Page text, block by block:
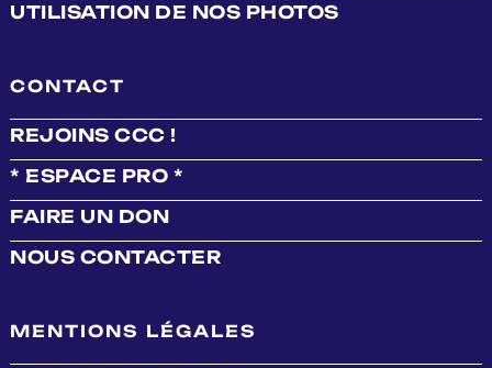
UTILISATION DE NOS PHOTOS
CONTACT
REJOINS CCC !
* ESPACE PRO *
FAIRE UN DON
NOUS CONTACTER
MENTIONS LÉGALES